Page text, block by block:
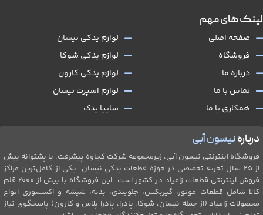
دربارهنیسون آبی
فروشگاه اینترنتی نیسون آبی، زیرمجموعه شرکت کجاوه پیشرفت، با پشتوانه بیش
از ۲۵ سال تجربه تخصصی در حوزه قطعات یدکی نیسان، یکی از کامل‌ترین مراکز
فروش اینترنتی قطعات زامیاد در کشور است. این فروشگاه با بیش از 2۰۰۰ قلم
کالا شامل قطعات موتور، گیربکس، جلو‌بندی، بدنه، شیشه و اکسسوری انواع
محصولات زامیاد (از جمله نیسان، شوکا، پادرا، پادرا پلاس و کارون) پاسخگوی نیاز
لینک های مهم
صفحه اصلی
فروشگاه
درباره ما
تماس با ما
همکاری با ما
لوازم یدکی نیسان
لوازم یدکی شوکا
لوازم یدکی کارون
لوازم اسپرت نیسان
سایپا یدک